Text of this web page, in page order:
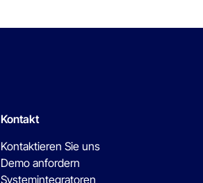
Kontakt
Kontaktieren Sie uns
Demo anfordern
Systemintegratoren